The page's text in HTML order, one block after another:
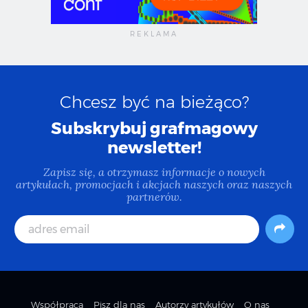
Chcesz być na bieżąco?
Subskrybuj grafmagowy
newsletter!
Zapisz się, a otrzymasz informacje o nowych
artykułach, promocjach i akcjach naszych oraz naszych
partnerów.
Współpraca Pisz dla nas Autorzy artykułów O nas